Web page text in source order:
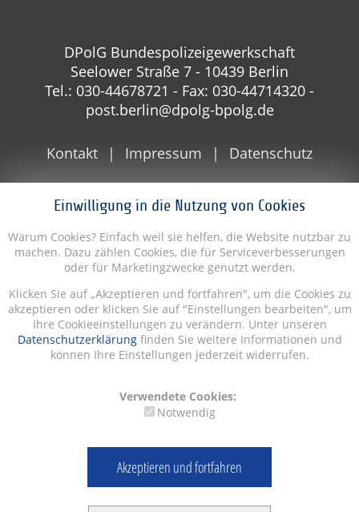
Einwilligung in die Nutzung von Cookies
Warum Cookies? Einfach weil sie helfen, die Website nutzbar zu
machen. Dazu zählen Cookies, die für Serviceverbesserungen
oder für Marketingzwecke genutzt werden.
Klicken Sie auf „Akzeptieren und fortfahren", um die Cookies zu
akzeptieren oder klicken Sie auf "Einstellungen bearbeiten", um
Ihre Cookieeinstellungen zu verändern. Unter unseren
Datenschutzerklärungfinden Sie weitere Informationen und
können Ihre Einstellungen jederzeit widerrufen.
Verwendete Cookies:
Notwendig
Akzeptieren und fortfahren
DPolG Bundespolizeigewerkschaft
Seelower Straße 7 - 10439 Berlin
Tel.: 030-44678721 - Fax: 030-44714320 -
post.berlin@dpolg-bpolg.de
Kontakt Impressum Datenschutz